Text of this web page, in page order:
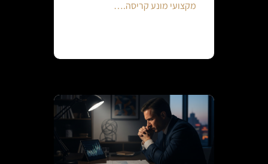
מקצועי מונע קריסה.…